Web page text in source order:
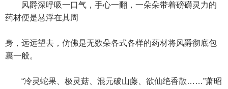
风爵深呼吸一口气，手心一翻，一朵朵带着磅礴灵力的
药材便是悬浮在其周
身，远远望去，仿佛是无数朵各式各样的药材将风爵彻底包
裹一般。
“冷灵蛇果、极灵菇、混元破山藤、欲仙绝香散……”萧昭